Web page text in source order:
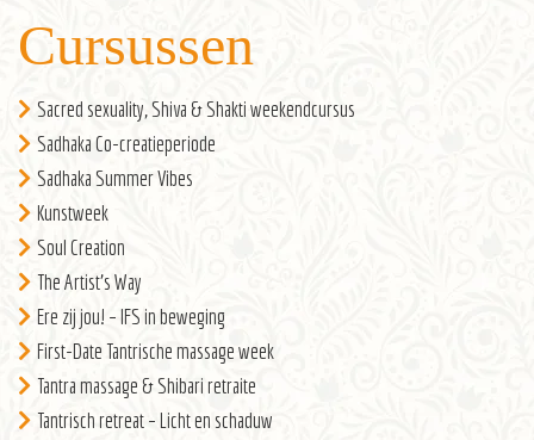
Cursussen
Sacred sexuality, Shiva & Shakti weekendcursus
Sadhaka Co-creatieperiode
Sadhaka Summer Vibes
Kunstweek
Soul Creation
The Artist’s Way
Ere zij jou! – IFS in beweging
First-Date Tantrische massage week
Tantra massage & Shibari retraite
Tantrisch retreat – Licht en schaduw